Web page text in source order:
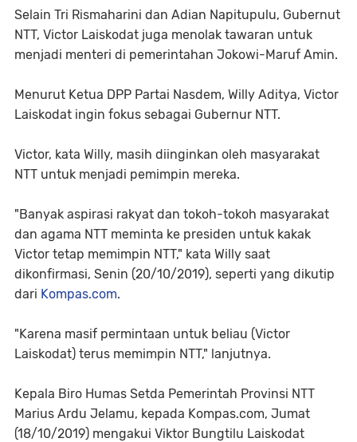
Selain Tri Rismaharini dan Adian Napitupulu, Gubernut
NTT, Victor Laiskodat juga menolak tawaran untuk
menjadi menteri di pemerintahan Jokowi-Maruf Amin.
Menurut Ketua DPP Partai Nasdem, Willy Aditya, Victor
Laiskodat ingin fokus sebagai Gubernur NTT.
Victor, kata Willy, masih diinginkan oleh masyarakat
NTT untuk menjadi pemimpin mereka.
"Banyak aspirasi rakyat dan tokoh-tokoh masyarakat
dan agama NTT meminta ke presiden untuk kakak
Victor tetap memimpin NTT," kata Willy saat
dikonfirmasi, Senin (20/10/2019), seperti yang dikutip
dari Kompas.com.
"Karena masif permintaan untuk beliau (Victor
Laiskodat) terus memimpin NTT," lanjutnya.
Kepala Biro Humas Setda Pemerintah Provinsi NTT
Marius Ardu Jelamu, kepada Kompas.com, Jumat
(18/10/2019) mengakui Viktor Bungtilu Laiskodat